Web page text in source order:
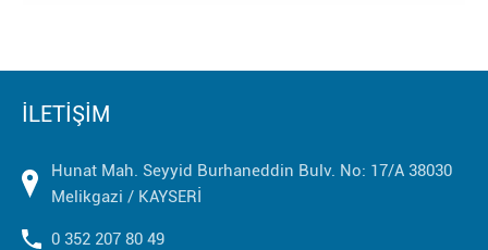
İLETİŞİM
Hunat Mah. Seyyid Burhaneddin Bulv. No: 17/A 38030
Melikgazi / KAYSERİ
0 352 207 80 49